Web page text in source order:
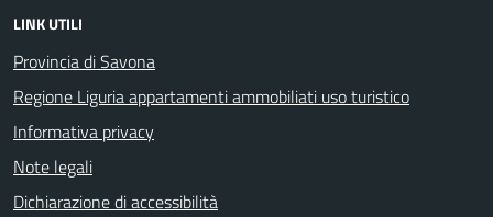
LINK UTILI
Provincia di Savona
Regione Liguria appartamenti ammobiliati uso turistico
Informativa privacy
Note legali
Dichiarazione di accessibilità